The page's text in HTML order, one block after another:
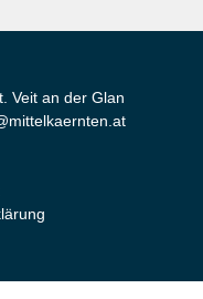
Veit an der Glan